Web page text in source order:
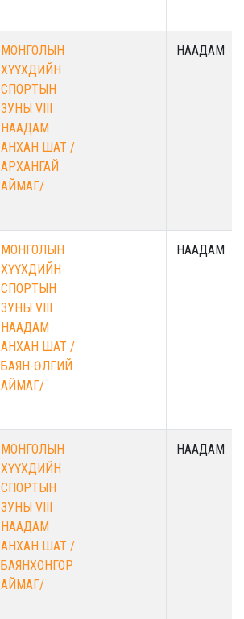
МОНГОЛЫН
ХҮҮХДИЙН
СПОРТЫН
ЗУНЫ VIII
НААДАМ
АНХАН ШАТ /
АРХАНГАЙ
АЙМАГ/
НААДАМ
МОНГОЛЫН
ХҮҮХДИЙН
СПОРТЫН
ЗУНЫ VIII
НААДАМ
АНХАН ШАТ /
БАЯН-ӨЛГИЙ
АЙМАГ/
НААДАМ
МОНГОЛЫН
ХҮҮХДИЙН
СПОРТЫН
ЗУНЫ VIII
НААДАМ
АНХАН ШАТ /
БАЯНХОНГОР
АЙМАГ/
НААДАМ